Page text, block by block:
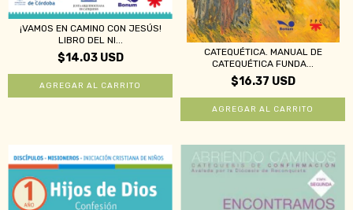
¡VAMOS EN CAMINO CON JESÚS!
LIBRO DEL NI...
$14.03 USD
CATEQUÉTICA. MANUAL DE
CATEQUÉTICA FUNDA...
$16.37 USD